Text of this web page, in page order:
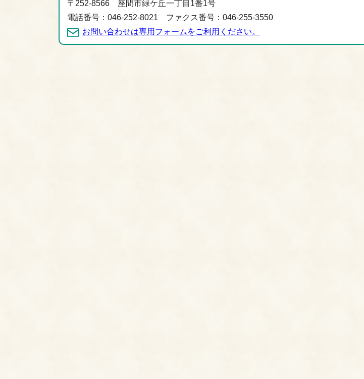
〒252-8566 座間市緑ケ丘一丁目1番1号
電話番号：046-252-8021 ファクス番号：046-255-3550
お問い合わせは専用フォームをご利用ください。